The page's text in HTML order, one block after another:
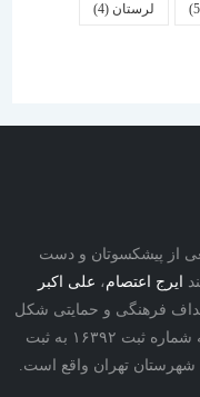
لرستان (4)
و دست
اعتصام،علی اکبر
و حمایتی شکل
گرفته‌است. انجمن در تاریخ ۱۳۸۲/۱۲/۲۵ به شماره ثبت ۱۶۳۹۲ به ثبت
تهران واقع است.